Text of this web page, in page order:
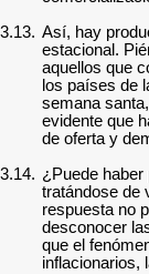
3.13. Así, hay
estacional.
aquellos que
los países de
semana
evidente que
de oferta y
3.14. ¿Puede
tratándose de
respuesta no
desconocer
que el
inflacionarios,